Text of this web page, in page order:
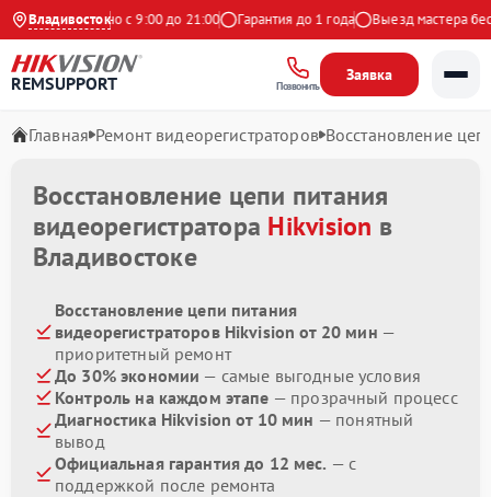
Владивосток
Ежедневно с 9:00 до 21:00 Гарантия до 1 года Выезд мастера
REMSUPPORT Позвонить
Заявка
Главная Ремонт видеорегистраторов Восстановление
Восстановление цепи питания
видеорегистратора Hikvision в
Владивостоке
Восстановление цепи питания
видеорегистраторов Hikvision от 20 мин —
приоритетный ремонт
До 30% экономии — самые выгодные условия
Контроль на каждом этапе — прозрачный процесс
Диагностика Hikvision от 10 мин — понятный
вывод
Официальная гарантия до 12 мес. — с
поддержкой после ремонта